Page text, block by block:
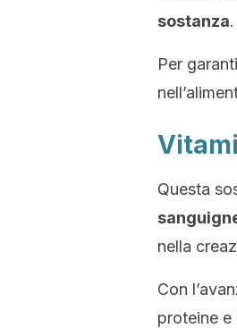
sostanza.
Per
Questa
nella
Con
proteine ​​e